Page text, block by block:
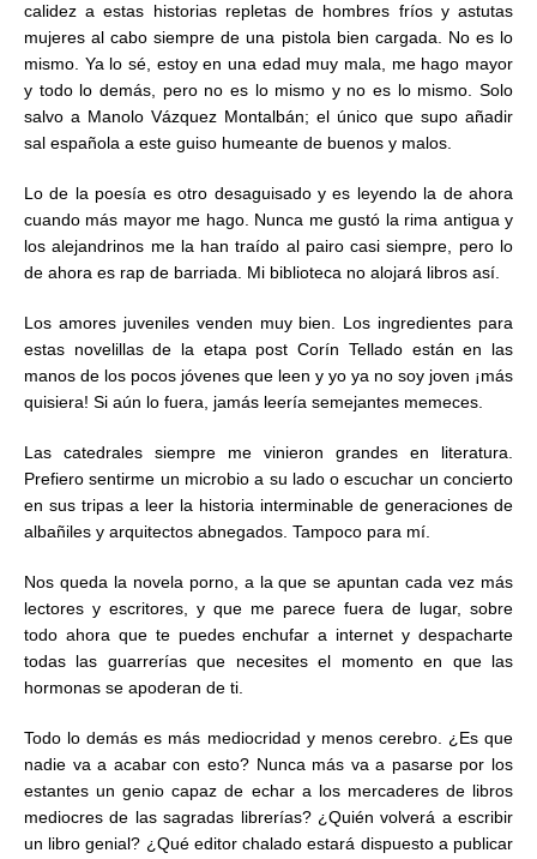
calidez a estas historias repletas de hombres fríos y astutas
mujeres al cabo siempre de una pistola bien cargada. No es lo
mismo. Ya lo sé, estoy en una edad muy mala, me hago mayor
y todo lo demás, pero no es lo mismo y no es lo mismo. Solo
salvo a Manolo Vázquez Montalbán; el único que supo añadir
sal española a este guiso humeante de buenos y malos.
Lo de la poesía es otro desaguisado y es leyendo la de ahora
cuando más mayor me hago. Nunca me gustó la rima antigua y
los alejandrinos me la han traído al pairo casi siempre, pero lo
de ahora es rap de barriada. Mi biblioteca no alojará libros así.
Los amores juveniles venden muy bien. Los ingredientes para
estas novelillas de la etapa post Corín Tellado están en las
manos de los pocos jóvenes que leen y yo ya no soy joven ¡más
quisiera! Si aún lo fuera, jamás leería semejantes memeces.
Las catedrales siempre me vinieron grandes en literatura.
Prefiero sentirme un microbio a su lado o escuchar un concierto
en sus tripas a leer la historia interminable de generaciones de
albañiles y arquitectos abnegados. Tampoco para mí.
Nos queda la novela porno, a la que se apuntan cada vez más
lectores y escritores, y que me parece fuera de lugar, sobre
todo ahora que te puedes enchufar a internet y despacharte
todas las guarrerías que necesites el momento en que las
hormonas se apoderan de ti.
Todo lo demás es más mediocridad y menos cerebro. ¿Es que
nadie va a acabar con esto? Nunca más va a pasarse por los
estantes un genio capaz de echar a los mercaderes de libros
mediocres de las sagradas librerías? ¿Quién volverá a escribir
un libro genial? ¿Qué editor chalado estará dispuesto a publicar